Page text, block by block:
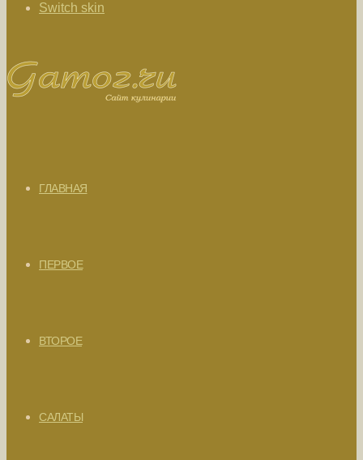
Switch skin
ГЛАВНАЯ
ПЕРВОЕ
ВТОРОЕ
САЛАТЫ